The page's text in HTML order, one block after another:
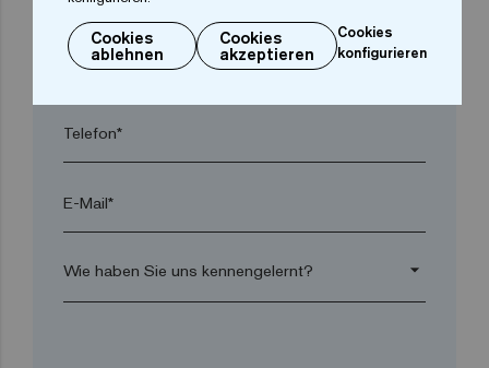
arrow_drop_down
Telefon*
E-Mail*
arrow_drop_down
Cookies
ablehnen
Cookies
akzeptieren
Cookies
konfigurieren